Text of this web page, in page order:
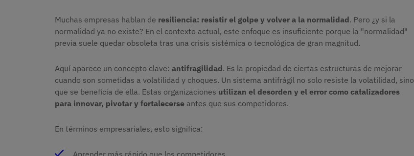
Muchas empresas hablan de resiliencia: resistir el golpe y volver a la normalidad. Pero ¿y si la
normalidad ya no existe? En el contexto actual, este enfoque es insuficiente porque la "normalidad"
previa suele quedar obsoleta tras una crisis sistémica o tecnológica de gran magnitud.
Aquí aparece un concepto clave: antifragilidad. Es la propiedad de ciertas estructuras de mejorar
cuando son sometidas a volatilidad y choques. Un sistema antifrágil no solo resiste la volatilidad, sino
que se beneficia de ella. Estas organizaciones utilizan el desorden y el error como catalizadores
para innovar, pivotar y fortalecerse antes que sus competidores.
En términos empresariales, esto significa: